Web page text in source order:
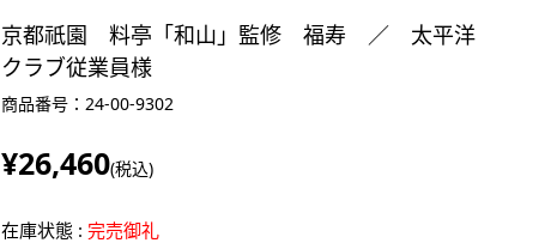
京都祇園 料亭「和山」監修 福寿 ／ 太平洋
クラブ従業員様
商品番号：24-00-9302
¥26,460(税込)
在庫状態 : 完売御礼